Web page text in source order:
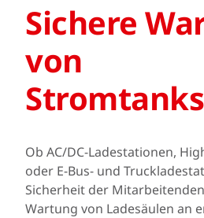
Sichere
von
Ob AC/DC-Ladestationen,
oder E-Bus- und
Sicherheit der
Wartung von Ladesäulen an